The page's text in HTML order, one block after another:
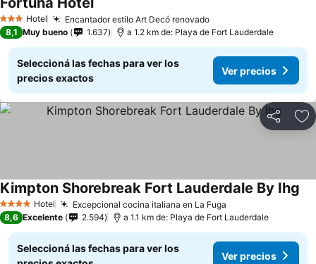
3 Estrellas
Hotel Encantador estilo Art Decó renovadoVer precios
Ver precios
8,1 Muy bueno 1.637 a 1.2 km de: Playa de Fort Lauderdale
Seleccioná las fechas para ver los
precios exactos
Ver precios
Compartir
4 EstrellasHotel Excepcional cocina italiana en La Fuga
Kimpton Shorebreak Fort Lauderdale By Ihg
8,6 Excelente 2.594 a 1.1 km de: Playa de Fort Lauderdale
Seleccioná las fechas para ver los
Ver precios